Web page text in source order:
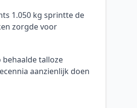
1.050 kg sprintte de
zorgde voor
behaalde talloze
aanzienlijk doen